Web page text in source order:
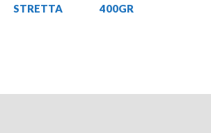
STRETTA
400GR